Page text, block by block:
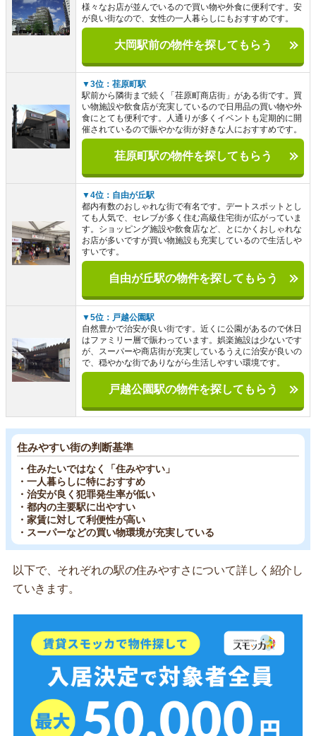
様々なお店が並んでいるので買い物や外食に便利です。安
が良い街なので、女性の一人暮らしにもおすすめです。
大岡駅前の物件を探してもらう
▼3位：荏原町駅
駅前から隣街まで続く「荏原町商店街」がある街です。買
い物施設や飲食店が充実しているので日用品の買い物や外
食にとても便利です。人通りが多くイベントも定期的に開
催されているので賑やかな街が好きな人におすすめです。
荏原町駅の物件を探してもらう
▼4位：自由が丘駅
都内有数のおしゃれな街で有名です。デートスポットとし
ても人気で、セレブが多く住む高級住宅街が広がっていま
す。ショッピング施設や飲食店など、とにかくおしゃれな
お店が多いですが買い物施設も充実しているので生活しや
すいです。
自由が丘駅の物件を探してもらう
▼5位：戸越公園駅
自然豊かで治安が良い街です。近くに公園があるので休日
はファミリー層で賑わっています。娯楽施設は少ないです
が、スーパーや商店街が充実しているうえに治安が良いの
で、穏やかな街でありながら生活しやすい環境です。
戸越公園駅の物件を探してもらう
住みやすい街の判断基準
・住みたいではなく「住みやすい」
・一人暮らしに特におすすめ
・治安が良く犯罪発生率が低い
・都内の主要駅に出やすい
・家賃に対して利便性が高い
・スーパーなどの買い物環境が充実している
以下で、それぞれの駅の住みやすさについて詳しく紹介し
ていきます。